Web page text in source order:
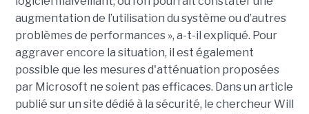
augmentation de l’utilisation du système ou d’autres
problèmes de performances », a-t-il expliqué. Pour
aggraver encore la situation, il est également
possible que les mesures d'atténuation proposées
par Microsoft ne soient pas efficaces. Dans un article
publié sur un site dédié à la sécurité, le chercheur Will